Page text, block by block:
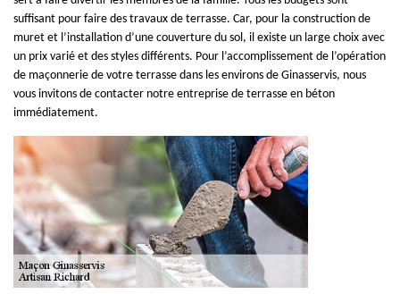
suffisant pour faire des travaux de terrasse. Car, pour la construction de
muret et l’installation d’une couverture du sol, il existe un large choix avec
un prix varié et des styles différents. Pour l’accomplissement de l’opération
de maçonnerie de votre terrasse dans les environs de Ginasservis, nous
vous invitons de contacter notre entreprise de terrasse en béton
immédiatement.